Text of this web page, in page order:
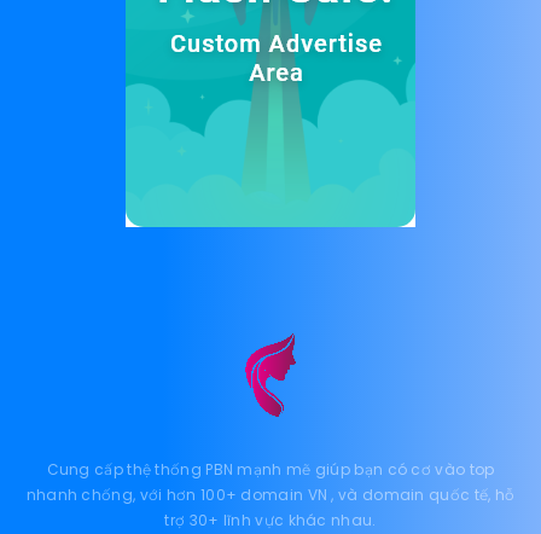
Cung cấp thệ thống PBN mạnh mẽ giúp bạn có cơ vào top
nhanh chống, với hơn 100+ domain VN , và domain quốc tế, hỗ
trợ 30+ lĩnh vực khác nhau.